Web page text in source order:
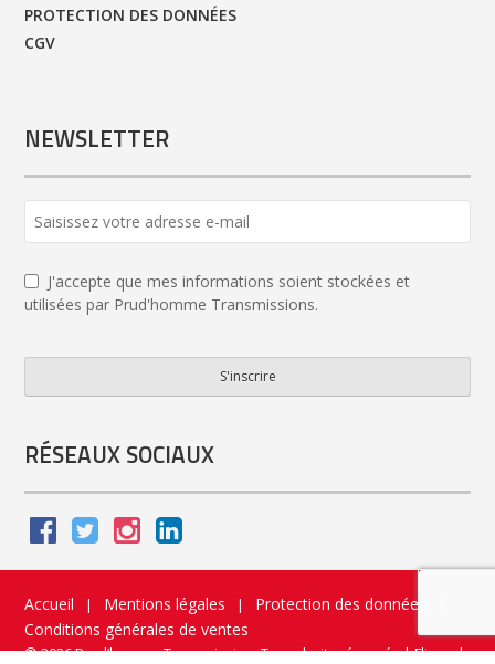
PROTECTION DES DONNÉES
CGV
NEWSLETTER
J'accepte que mes informations soient stockées et
utilisées par Prud'homme Transmissions.
S'inscrire
Name *
RÉSEAUX SOCIAUX
Accueil | Mentions légales | Protection des données
Conditions générales de ventes
© 2026 Prud’homme Transmission. Tous droits réservés|Flippad